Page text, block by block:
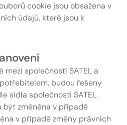
cookie jsou obsažena v
údajů, které jsou k
mezi společností SATEL a
budou řešeny
sídla společnosti SATEL.
být změněna v případě
v případě změny právních